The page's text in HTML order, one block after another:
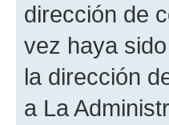
dirección de
vez haya
la dirección
a La